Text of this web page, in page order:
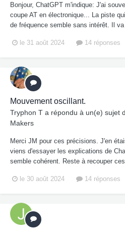
Bonjour, ChatGPT m'indique: J'ai
coupe AT en électronique... La piste
de fréquence semble sans intérêt. Il
le 31 août 2024 14 réponses
Mouvement oscillant.
Tryphon T a répondu à un(e) sujet
Makers
Merci JM pour ces précisions. J'en
viens d'essayer les explications de
semble cohérent. Reste à recouper
le 30 août 2024 14 réponses